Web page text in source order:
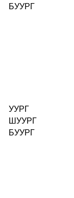
БУУРГ
УУРГ
ШУУРГ
БУУРГ